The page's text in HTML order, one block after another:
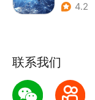
4.2
联系我们